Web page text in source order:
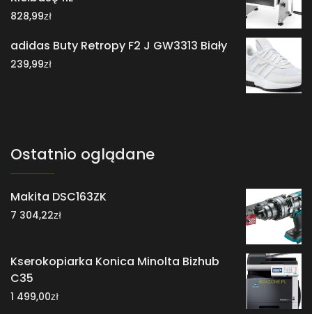
828,99zł
adidas Buty Retropy F2 J GW3313 Biały
239,99zł
Ostatnio oglądane
Makita DSC163ZK
7 304,22zł
Kserokopiarka Konica Minolta Bizhub
C35
1 499,00zł